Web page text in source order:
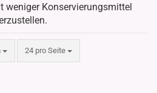
weniger Konservierungsmittel
24 pro Seite
pro Seite